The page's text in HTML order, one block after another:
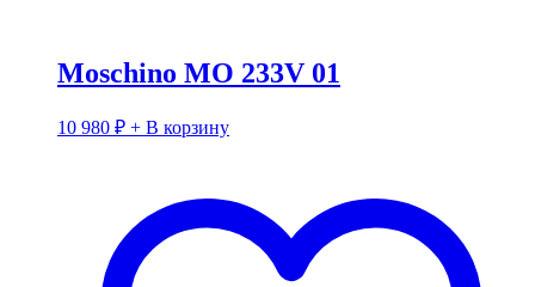
Moschino MO 233V 01
10 980 ₽ + В корзину